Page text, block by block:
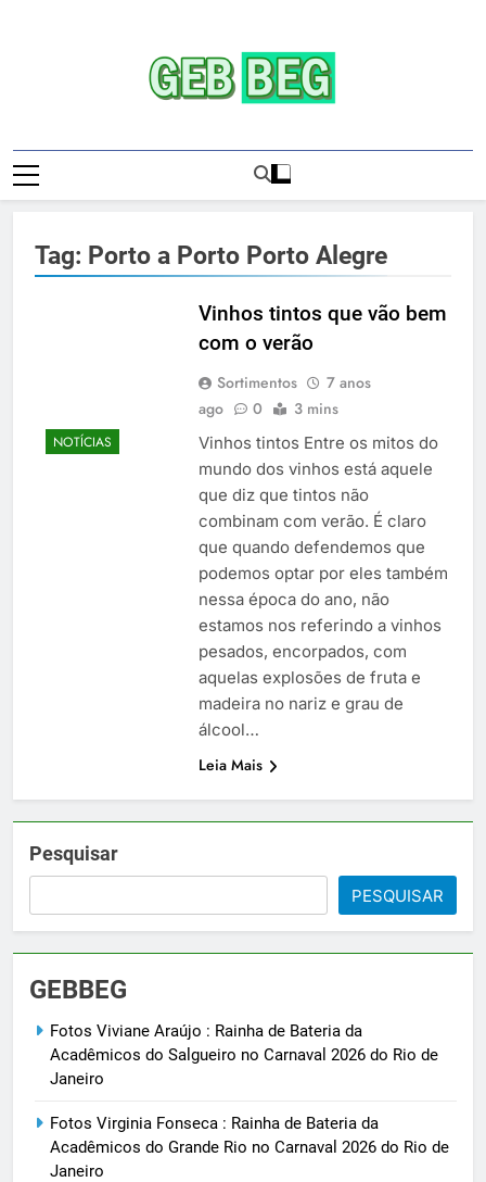
Gebbeg | Ensaio
Sensual | Sexo |
Apostas E
Casinos
Onlineios
Fotográficos
Casas De Apostas E Casinos Online |
Comportamento E Relacionamento |
Relacionamento | Casas De Apostas E
Casino Online |Musas Brasileiras | Fotos
Sensuais | Ensaios Fotográficos ! Gebbeg
People! Musas Brasileiras Sexy Gebbeg
Tag: Porto a Porto Porto Alegre
NOTÍCIAS
Vinhos tintos que vão bem
com o verão
Sortimentos
7 anos
ago
0 3 mins
Vinhos tintos Entre os mitos do
mundo dos vinhos está aquele
que diz que tintos não
combinam com verão. É claro
que quando defendemos que
podemos optar por eles também
nessa época do ano, não
estamos nos referindo a vinhos
pesados, encorpados, com
aquelas explosões de fruta e
madeira no nariz e grau de
álcool…
Leia Mais
Pesquisar
PESQUISAR
GEBBEG
Fotos Viviane Araújo : Rainha de Bateria da
Acadêmicos do Salgueiro no Carnaval 2026 do Rio de
Janeiro
Fotos Virginia Fonseca : Rainha de Bateria da
Acadêmicos do Grande Rio no Carnaval 2026 do Rio de
Janeiro